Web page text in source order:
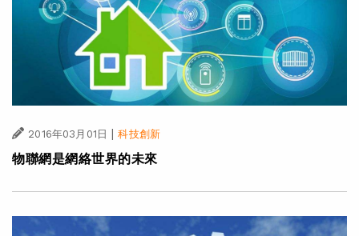
2016年03月01日 | 科技創新
物聯網是網絡世界的未來